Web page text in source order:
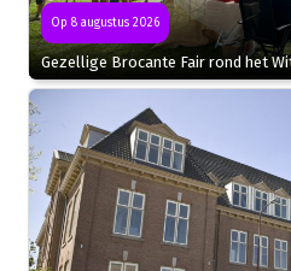
Op 8 augustus 2026
Gezellige Brocante Fair rond het